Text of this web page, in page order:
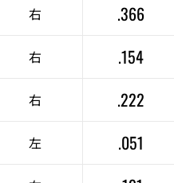
右 .366
右 .154
右 .222
左 .051